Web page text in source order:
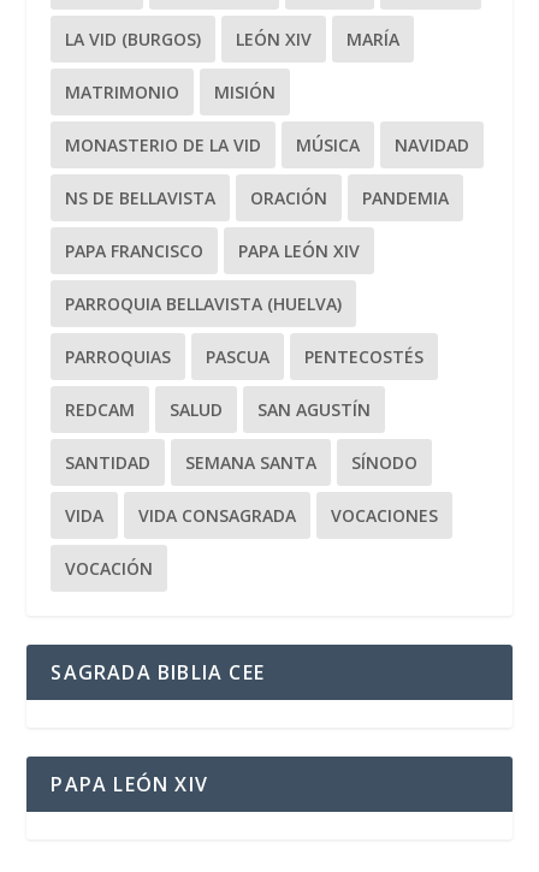
LA VID (BURGOS) LEÓN XIV MARÍA
MATRIMONIO MISIÓN
MONASTERIO DE LA VID MÚSICA NAVIDAD
NS DE BELLAVISTA ORACIÓN PANDEMIA
PAPA FRANCISCO PAPA LEÓN XIV
PARROQUIA BELLAVISTA (HUELVA)
PARROQUIAS PASCUA PENTECOSTÉS
REDCAM SALUD SAN AGUSTÍN
SANTIDAD SEMANA SANTA SÍNODO
VIDA VIDA CONSAGRADA VOCACIONES
VOCACIÓN
SAGRADA BIBLIA CEE
PAPA LEÓN XIV